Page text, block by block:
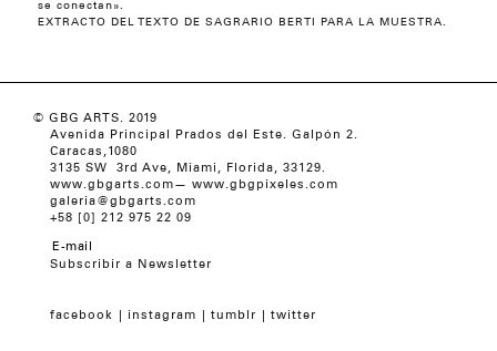
se conectan».
EXTRACTO DEL TEXTO DE SAGRARIO BERTI PARA LA MUESTRA.
© GBG ARTS. 2019
Avenida Principal Prados del Este. Galpón 2.
Caracas,1080
3135 SW 3rd Ave, Miami, Florida, 33129.
www.gbgarts.com— www.gbgpixeles.com
galeria@gbgarts.com
+58 [0] 212 975 22 09
Subscribir a Newsletter
facebook instagram tumblr twitter